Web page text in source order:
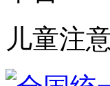
儿童注